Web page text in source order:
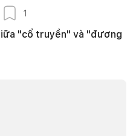
1
"cổ truyền" và "đương